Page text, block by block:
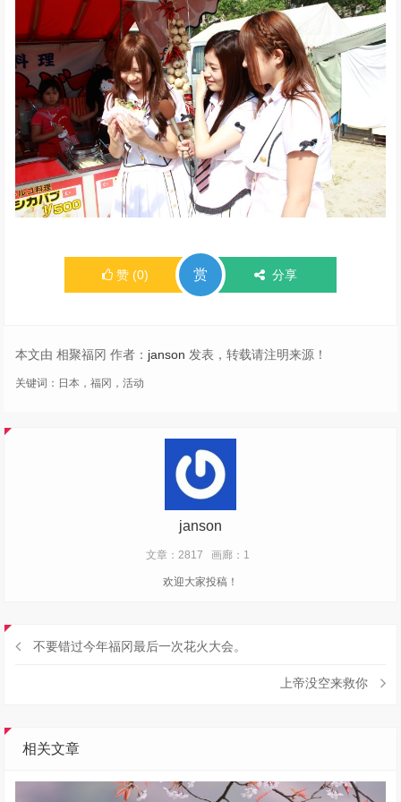
赞 (0) 赏 分享
本文由 相聚福冈 作者： janson 发表，转载请注明来源！
关键词： 日本，福冈，活动
janson
文章：2817 画廊：1
欢迎大家投稿！
不要错过今年福冈最后一次花火大会。
上帝没空来救你
相关文章